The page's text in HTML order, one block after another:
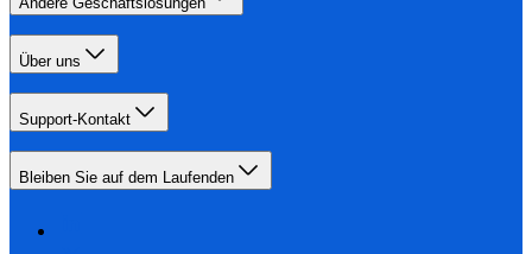
Über uns
Support-Kontakt
Bleiben Sie auf dem Laufenden